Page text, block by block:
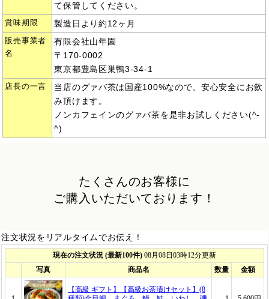
て保管してください。
賞味期限 製造日より約12ヶ月
販売事業者
名
有限会社山年園
〒170-0002
東京都豊島区巣鴨3-34-1
店長の一言
当店のグァバ茶は国産100%なので、安心安全にお飲
み頂けます。
ノンカフェインのグァバ茶を是非お試しください(^-
^)
たくさんのお客様に
ご購入いただいております！
注文状況をリアルタイムでお伝え！